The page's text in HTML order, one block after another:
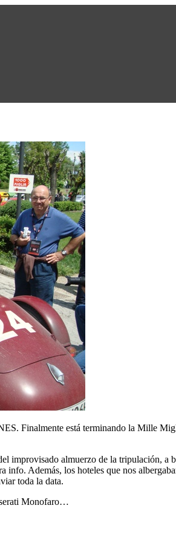
Finalmente está terminando la Mille
improvisado almuerzo de la tripulación,
info. Además, los hoteles que nos
toda la data.
Monofaro…